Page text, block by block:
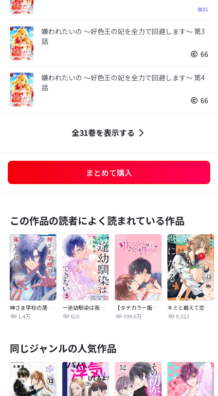
無料
嫌われたいの ～好色王の妃を全力で回避します～ 第3
話
66
嫌われたいの ～好色王の妃を全力で回避します～ 第4
話
66
全31巻を表示する
まとめて購入
この作品の読者によく読まれている作品
神さま学校の落ちこぼれ
1.4万
一途幼馴染は我慢できない～吸血に誘淫作用があるなんて聞いてない！～
610
【タテカラー版】JKくのいちは全てを捧げたい
399.6万
キミと越えて恋になる 単行本版
9,013
同じジャンルの人気作品